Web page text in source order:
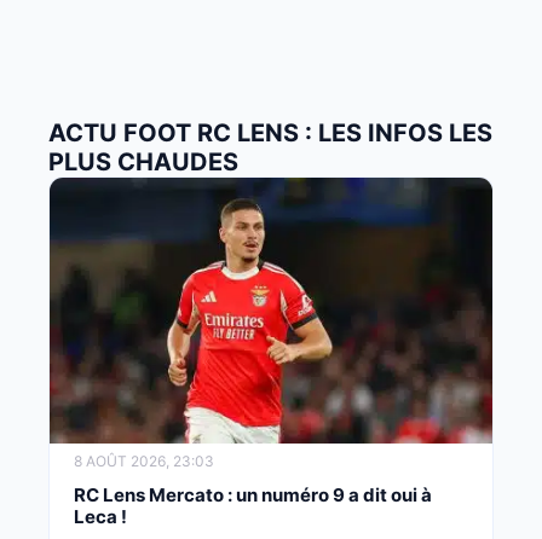
ACTU FOOT RC LENS : LES INFOS LES
PLUS CHAUDES
8 AOÛT 2026, 23:03
RC Lens Mercato : un numéro 9 a dit oui à
Leca !